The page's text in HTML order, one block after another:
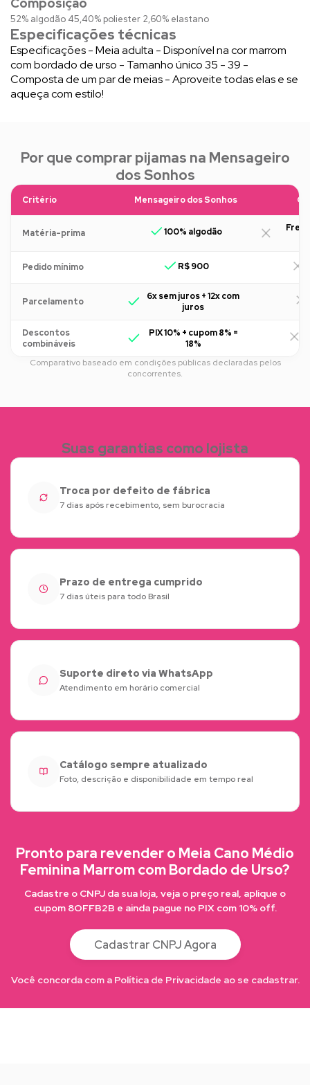
52% algodão 45,40% poliester 2,60% elastano
Especificações técnicas
Especificações - Meia adulta - Disponível na cor marrom
com bordado de urso - Tamanho único 35 - 39 -
Composta de um par de meias - Aproveite todas elas e se
aqueça com estilo!
Por que comprar pijamas na Mensageiro
dos Sonhos
Critério Mensageiro dos Sonhos
Matéria-prima 100% algodão
Pedido mínimo R$ 900
Parcelamento
6x sem juros + 12x com
juros
Descontos
combináveis
PIX 10% + cupom 8% =
18%
Comparativo baseado em condições públicas declaradas pelos
concorrentes.
Suas garantias como lojista
Troca por defeito de fábrica
7 dias após recebimento, sem burocracia
Prazo de entrega cumprido
7 dias úteis para todo Brasil
Suporte direto via WhatsApp
Atendimento em horário comercial
Catálogo sempre atualizado
Foto, descrição e disponibilidade em tempo real
Pronto para revender o Meia Cano Médio
Feminina Marrom com Bordado de Urso?
Cadastre o CNPJ da sua loja, veja o preço real, aplique o
cupom 8OFFB2B e ainda pague no PIX com 10% off.
Cadastrar CNPJ Agora
Você concorda com a Política de Privacidade ao se cadastrar.